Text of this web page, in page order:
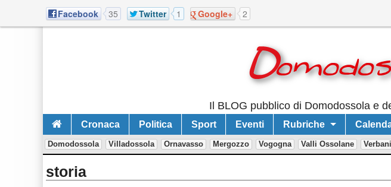
Facebook 35 Twitter 1 Google+ 2
Il BLOG pubblico di Domodossola e
Cronaca Politica Sport Eventi Rubriche
Domodossola Villadossola Ornavasso Mergozzo Vogogna Valli Ossolane
storia